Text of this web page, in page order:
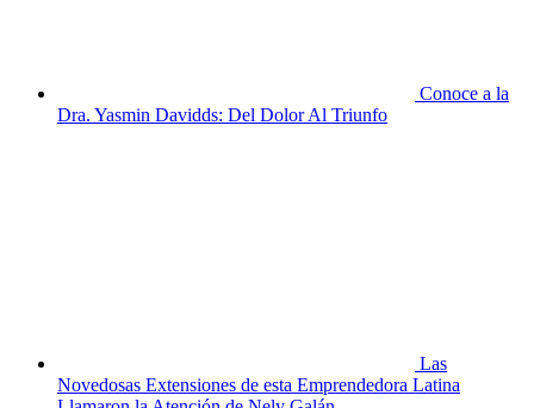
Conoce a la
Dra. Yasmin Davidds: Del Dolor Al Triunfo
Las
Novedosas Extensiones de esta Emprendedora Latina